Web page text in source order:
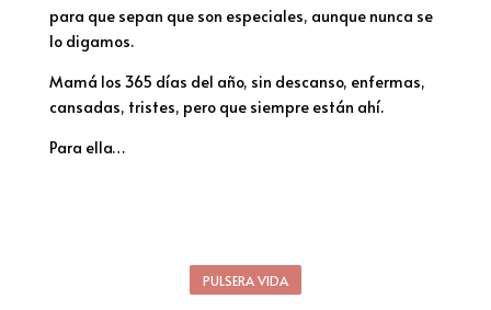
para que sepan que son especiales, aunque nunca se
lo digamos.
Mamá los 365 días del año, sin descanso, enfermas,
cansadas, tristes, pero que siempre están ahí.
Para ella…
PULSERA VIDA